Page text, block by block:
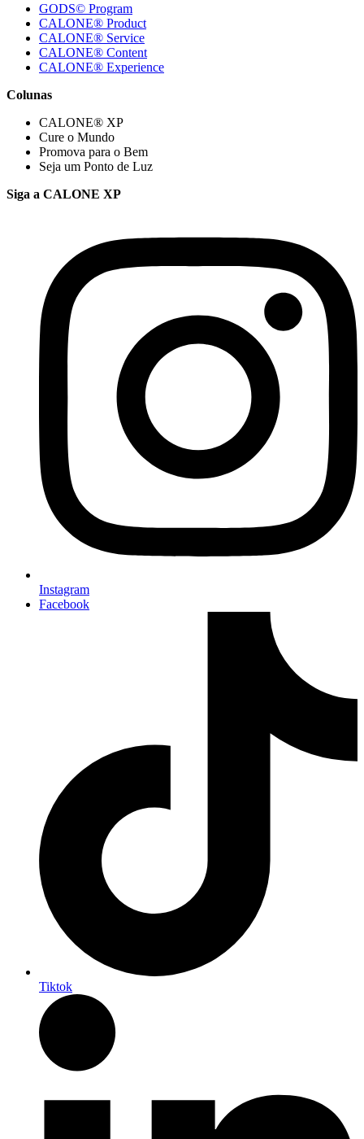
GODS© Program
CALONE® Product
CALONE® Service
CALONE® Content
CALONE® Experience
Colunas
CALONE® XP
Cure o Mundo
Promova para o Bem
Seja um Ponto de Luz
Siga a CALONE XP
Instagram
Facebook
Tiktok